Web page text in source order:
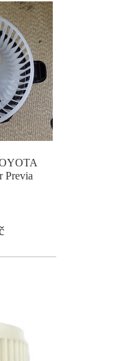
Previa